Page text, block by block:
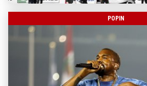
POPIN